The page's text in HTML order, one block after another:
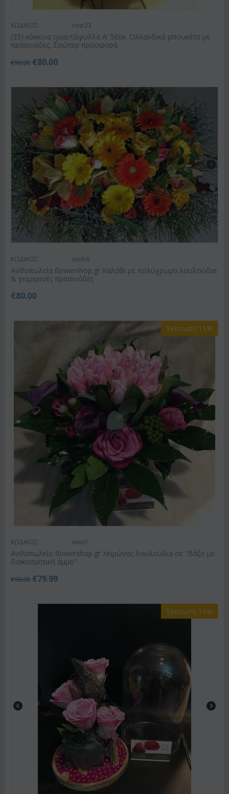
ΚΩΔΙΚΟΣ: rosr23
(35) κόκκινα τριαντάφυλλα Α' 50εκ. Ολλανδικά μπουκέτο με
πρασινάδες. Σούπερ προσφορά .
€90.00 €80.00
ΚΩΔΙΚΟΣ: winb6
Ανθοπωλεία flowershop.gr Καλάθι με πολύχρωμα λουλούδια
& χειμερινές πρασινάδες
€80.00
Έκπτωση 11%
ΚΩΔΙΚΟΣ: winv1
Ανθοπωλείο flowershop.gr Χειμώνας λουλούδια σε "Βάζο με
διακοσμητική άμμο"
€90.00 €79.99
Έκπτωση 16%